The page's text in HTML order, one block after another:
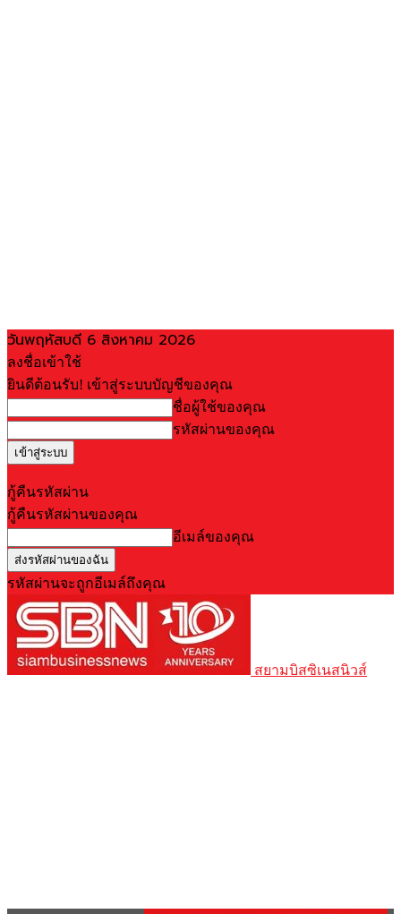
วันพฤหัสบดี 6 สิงหาคม 2026
ลงชื่อเข้าใช้
ยินดีต้อนรับ! เข้าสู่ระบบบัญชีของคุณ
ชื่อผู้ใช้ของคุณ
รหัสผ่านของคุณ
กู้คืนรหัสผ่าน
กู้คืนรหัสผ่านของคุณ
อีเมล์ของคุณ
รหัสผ่านจะถูกอีเมล์ถึงคุณ
สยามบิสซิเนสนิวส์